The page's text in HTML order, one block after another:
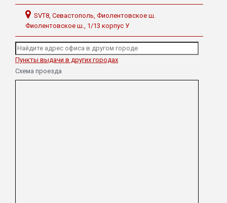
SVT8, Севастополь, Фиолентовское ш.
Фиолентовское ш., 1/13 корпус У
Пункты выдачи в других городах
Схема проезда